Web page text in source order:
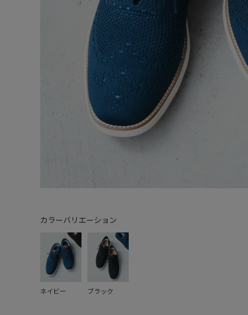
カラーバリエーション
ネイビー ブラック